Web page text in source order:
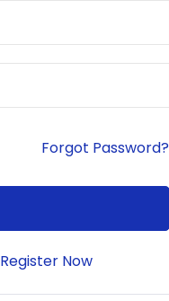
Forgot Password?
Register Now